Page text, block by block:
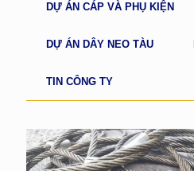
DỰ ÁN CÁP VÀ PHỤ KIỆN
DỰ ÁN DÂY NEO TÀU
TIN CÔNG TY